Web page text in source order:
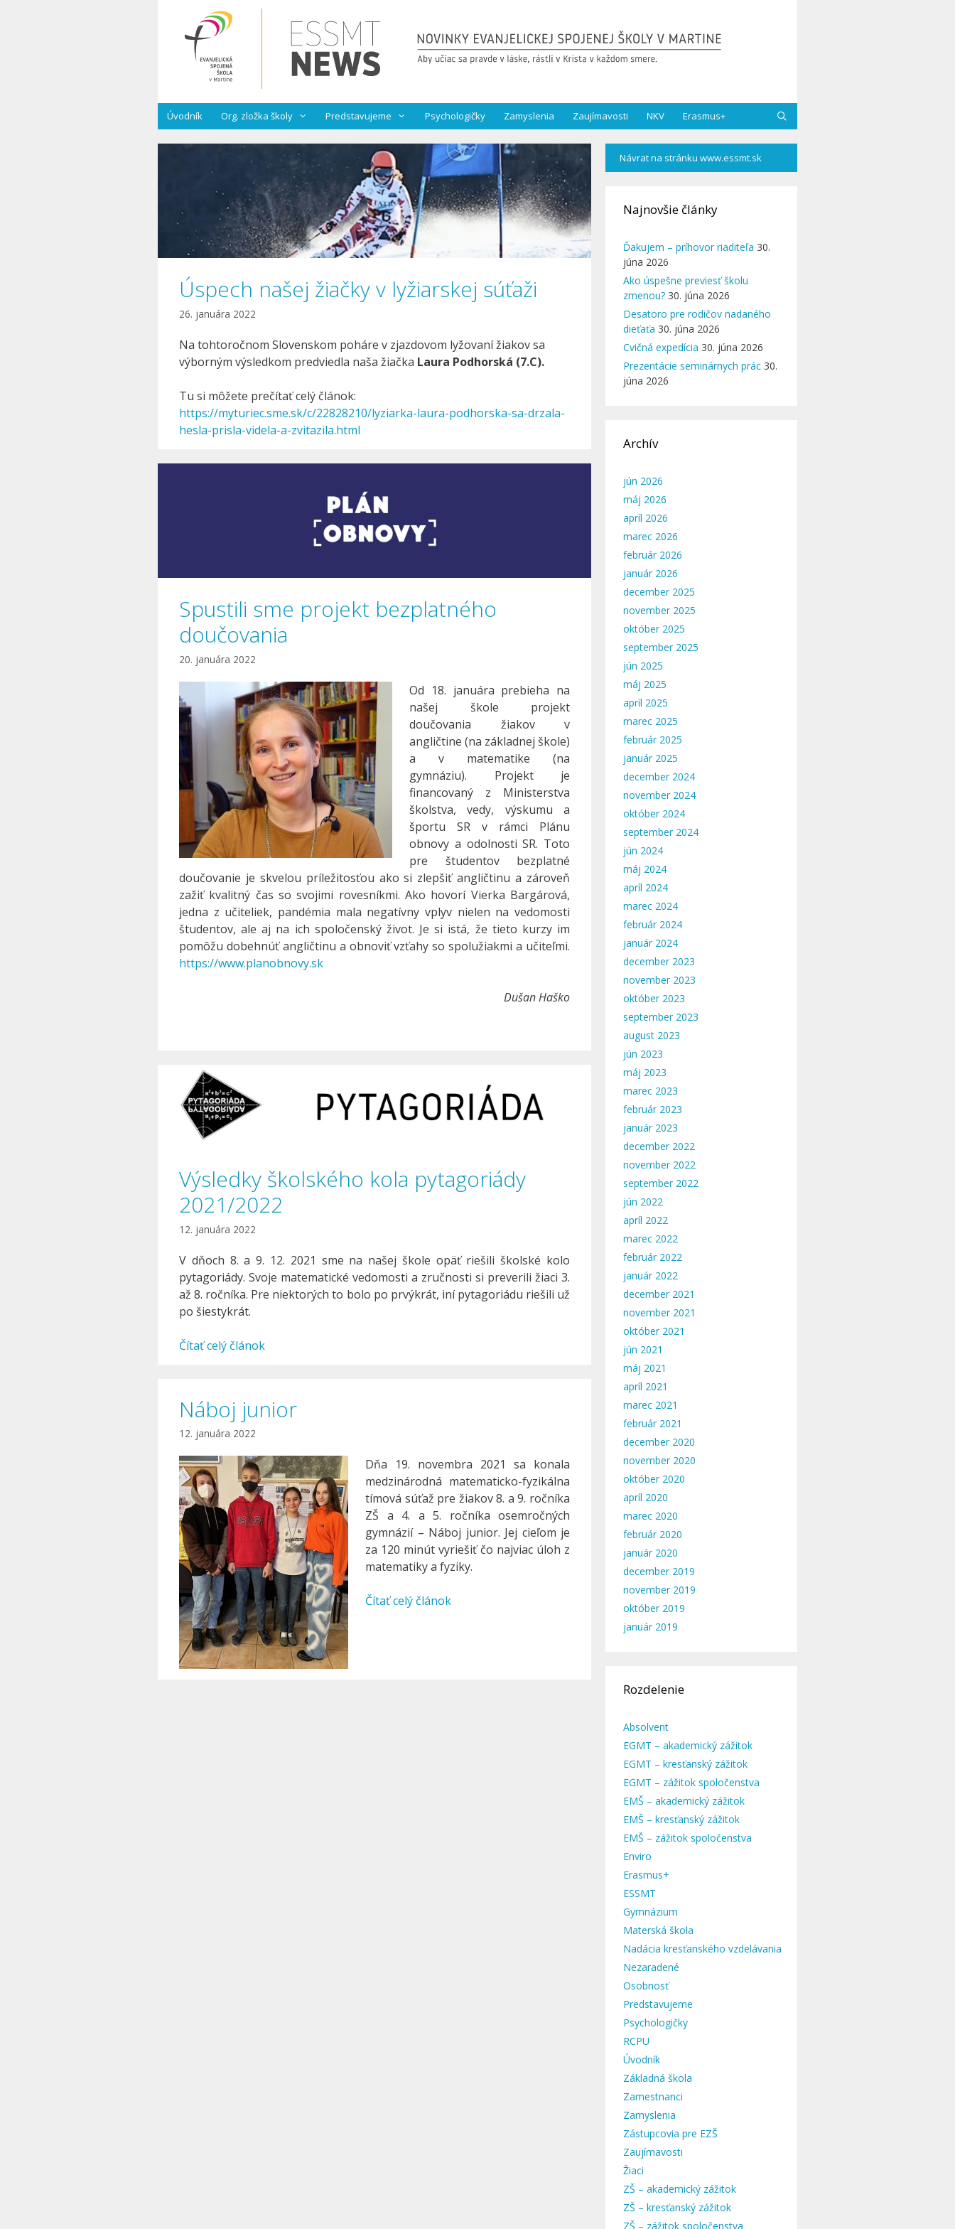
Úvodník Org. zložka školy Predstavujeme Psychologičky Zamyslenia Zaujímavosti NKV Erasmus+
Úspech našej žiačky v lyžiarskej súťaži
26. januára 2022
Na tohtoročnom Slovenskom poháre v zjazdovom lyžovaní žiakov sa
výborným výsledkom predviedla naša žiačka Laura Podhorská (7.C).
Tu si môžete prečítať celý článok:
https://myturiec.sme.sk/c/22828210/lyziarka-laura-podhorska-sa-drzala-
hesla-prisla-videla-a-zvitazila.html
Spustili sme projekt bezplatného
doučovania
20. januára 2022
Od 18. januára prebieha na
našej škole projekt
doučovania žiakov v
angličtine (na základnej škole)
a v matematike (na
gymnáziu). Projekt je
financovaný z Ministerstva
školstva, vedy, výskumu a
športu SR v rámci Plánu
obnovy a odolnosti SR. Toto
pre študentov bezplatné
doučovanie je skvelou príležitosťou ako si zlepšiť angličtinu a zároveň
zažiť kvalitný čas so svojimi rovesníkmi. Ako hovorí Vierka Bargárová,
jedna z učiteliek, pandémia mala negatívny vplyv nielen na vedomosti
študentov, ale aj na ich spoločenský život. Je si istá, že tieto kurzy im
pomôžu dobehnúť angličtinu a obnoviť vzťahy so spolužiakmi a učiteľmi.
https://www.planobnovy.sk
Dušan Haško
Výsledky školského kola pytagoriády
2021/2022
12. januára 2022
V dňoch 8. a 9. 12. 2021 sme na našej škole opäť riešili školské kolo
pytagoriády. Svoje matematické vedomosti a zručnosti si preverili žiaci 3.
až 8. ročníka. Pre niektorých to bolo po prvýkrát, iní pytagoriádu riešili už
po šiestykrát.
Čítať celý článok
Náboj junior
12. januára 2022
Dňa 19. novembra 2021 sa konala
medzinárodná matematicko-fyzikálna
tímová súťaž pre žiakov 8. a 9. ročníka
ZŠ a 4. a 5. ročníka osemročných
gymnázií – Náboj junior. Jej cieľom je
za 120 minút vyriešiť čo najviac úloh z
matematiky a fyziky.
Čítať celý článok
Návrat na stránku www.essmt.sk
Najnovšie články
Ďakujem – príhovor riaditeľa 30.
júna 2026
Ako úspešne previesť školu
zmenou? 30. júna 2026
Desatoro pre rodičov nadaného
dieťaťa 30. júna 2026
Cvičná expedícia 30. júna 2026
Prezentácie seminárnych prác 30.
júna 2026
Archív
jún 2026
máj 2026
apríl 2026
marec 2026
február 2026
január 2026
december 2025
november 2025
október 2025
september 2025
jún 2025
máj 2025
apríl 2025
marec 2025
február 2025
január 2025
december 2024
november 2024
október 2024
september 2024
jún 2024
máj 2024
apríl 2024
marec 2024
február 2024
január 2024
december 2023
november 2023
október 2023
september 2023
august 2023
jún 2023
máj 2023
marec 2023
február 2023
január 2023
december 2022
november 2022
september 2022
jún 2022
apríl 2022
marec 2022
február 2022
január 2022
december 2021
november 2021
október 2021
jún 2021
máj 2021
apríl 2021
marec 2021
február 2021
december 2020
november 2020
október 2020
apríl 2020
marec 2020
február 2020
január 2020
december 2019
november 2019
október 2019
január 2019
Rozdelenie
Absolvent
EGMT – akademický zážitok
EGMT – kresťanský zážitok
EGMT – zážitok spoločenstva
EMŠ – akademický zážitok
EMŠ – kresťanský zážitok
EMŠ – zážitok spoločenstva
Enviro
Erasmus+
ESSMT
Gymnázium
Materská škola
Nadácia kresťanského vzdelávania
Nezaradené
Osobnosť
Predstavujeme
Psychologičky
RCPU
Úvodník
Základná škola
Zamestnanci
Zamyslenia
Zástupcovia pre EZŠ
Zaujímavosti
Žiaci
ZŠ – akademický zážitok
ZŠ – kresťanský zážitok
ZŠ – zážitok spoločenstva